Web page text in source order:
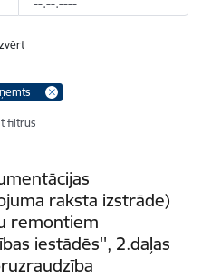
filtrus
raksta izstrāde)
remontiem
iestādēs'', 2.daļas